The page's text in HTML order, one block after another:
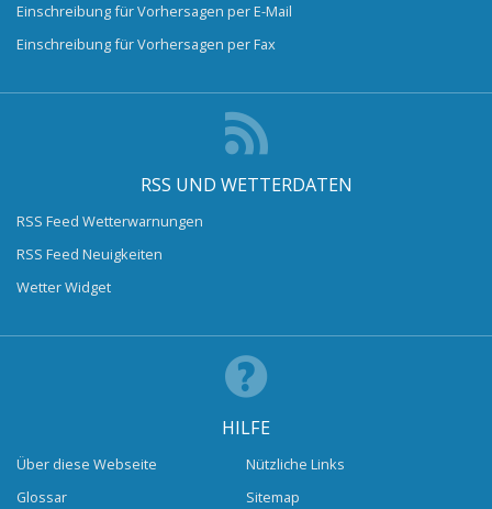
Einschreibung für Vorhersagen per E-Mail
Einschreibung für Vorhersagen per Fax
RSS UND WETTERDATEN
RSS Feed Wetterwarnungen
RSS Feed Neuigkeiten
Wetter Widget
HILFE
Über diese Webseite
Glossar
Nützliche Links
Sitemap